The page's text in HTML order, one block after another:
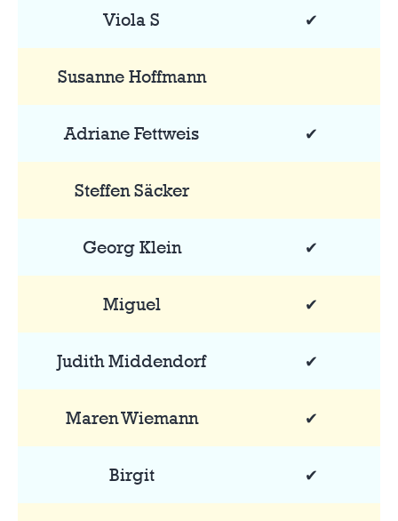
Viola S ✔
Susanne Hoffmann
Adriane Fettweis ✔
Steffen Säcker
Georg Klein ✔
Miguel ✔
Judith Middendorf ✔
Maren Wiemann ✔
Birgit ✔